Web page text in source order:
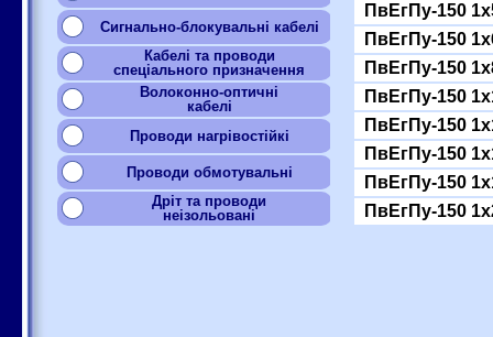
Сигнально-блокувальні кабелі
Кабелі та проводи
спеціального призначення
Волоконно-оптичні
кабелі
Проводи нагрівостійкі
Проводи обмотувальні
Дріт та проводи
неізольовані
ПвЕгПу-150
ПвЕгПу-150
ПвЕгПу-150
ПвЕгПу-150
ПвЕгПу-150
ПвЕгПу-150
ПвЕгПу-150
ПвЕгПу-150